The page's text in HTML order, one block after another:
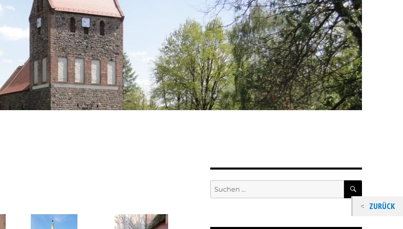
Suchen
nach:
SUCHEN
ZURÜCK